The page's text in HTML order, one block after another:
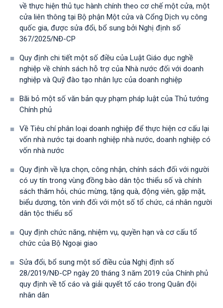
về thực hiện thủ tục hành chính theo cơ chế một cửa, một
cửa liên thông tại Bộ phận Một cửa và Cổng Dịch vụ công
quốc gia, được sửa đổi, bổ sung bởi Nghị định số
367/2025/NĐ-СР
Quy định chi tiết một số điều của Luật Giáo dục nghề
nghiệp về chính sách hỗ trợ của Nhà nước đối với doanh
nghiệp và Quỹ đào tạo nhân lực của doanh nghiệp
Bãi bỏ một số văn bản quy phạm pháp luật của Thủ tướng
Chính phủ
Về Tiêu chí phân loại doanh nghiệp để thực hiện cơ cấu lại
vốn nhà nước tại doanh nghiệp nhà nước, doanh nghiệp có
vốn nhà nước
Quy định về lựa chọn, công nhận, chính sách đối với người
có uy tín trong vùng đồng bào dân tộc thiểu số và chính
sách thăm hỏi, chúc mừng, tặng quà, động viên, gặp mặt,
biểu dương, tôn vinh đối với một số tổ chức, cá nhân người
dân tộc thiểu số
Quy định chức năng, nhiệm vụ, quyền hạn và cơ cấu tổ
chức của Bộ Ngoại giao
Sửa đổi, bổ sung một số điều của Nghị định số
28/2019/NĐ-CР ngày 20 tháng 3 năm 2019 của Chính phủ
quy định về tố cáo và giải quyết tố cáo trong Quân đội
nhân dân